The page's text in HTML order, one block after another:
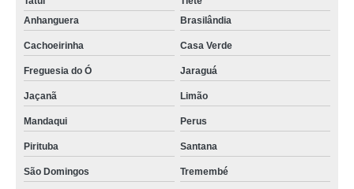
Anhanguera
Brasilândia
Cachoeirinha Casa Verde
Freguesia do Ó Jaraguá
Jaçanã Limão
Mandaqui Perus
Pirituba Santana
São Domingos Tremembé